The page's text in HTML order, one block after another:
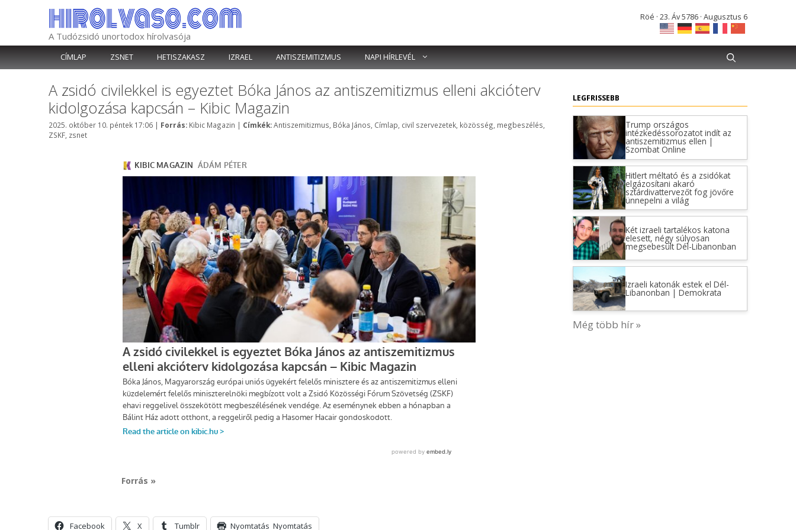
A Tudózsidó unortodox hírolvasója
Röé · 23. Áv 5786 · Augusztus 6
CÍMLAP ZSNET HETISZAKASZ IZRAEL ANTISZEMITIZMUS NAPI HÍRLEVÉL
A zsidó civilekkel is egyeztet Bóka János az antiszemitizmus elleni akcióterv
kidolgozása kapcsán – Kibic Magazin
2025. október 10. péntek 17:06 | Forrás: Kategória
Kibic Magazin | Címkék: Címkék
Antiszemitizmus Bóka János Címlap civil szervezetek közösség megbeszélés
ZSKF zsnet
Forrás »
Facebook X Tumblr Nyomtatás Nyomtatás
LEGFRISSEBB
Trump országos
intézkedéssorozatot indít az
antiszemitizmus ellen |
Szombat Online
Hitlert méltató és a zsidókat
elgázosítani akaró
sztárdivattervezőt fog jövőre
ünnepelni a világ
Két izraeli tartalékos katona
elesett, négy súlyosan
megsebesült Dél-Libanonban
Izraeli katonák estek el Dél-
Libanonban | Demokrata
Még több hír »